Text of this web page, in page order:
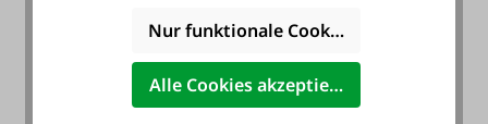
inkludiert!
Nur funktionale Cookies akzeptieren
Alle Cookies akzeptieren